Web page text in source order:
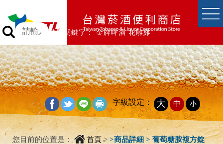
熱門關鍵字： 金牌啤酒 花雕雞
_
字級設定： 大 中 小
您目前的位置是： 首頁>>商品詳細 > 葡萄糖胺複方錠